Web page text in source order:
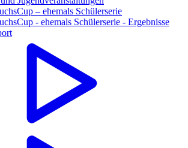
– ehemals Schülerserie
- ehemals Schülerserie - Ergebnisse